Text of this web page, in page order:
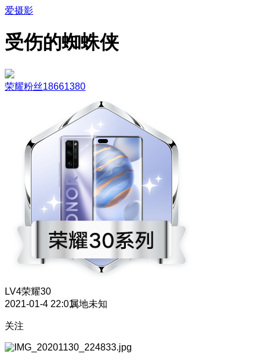
爱摄影
受伤的蜘蛛侠
荣耀粉丝18661380
LV4荣耀30
2021-01-4 22:01属地未知
关注